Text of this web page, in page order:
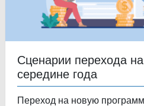
Сценарии перехода
середине года
Переход на новую